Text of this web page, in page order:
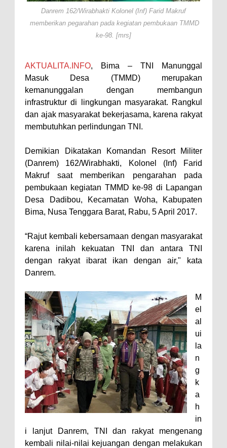
Perairan Sanggar
Perkuat Soliditas-Sinergi,
Nobar Piala Dunia Argentina vs
Inggris, Polres Bima Pererat
Silaturahmi dengan Masyarakat
Antusiasnya Warga dan Polisi
Spanyol di Mapolres Bima
Wali Kota Bima Tinjau Finalisasi
Pembangunan RSUD Kota Bima,
Pastikan Pemindahan Layanan
Berjalan Bertahap
Polres Bima Bantu Warga Padolo
Atasi Krisis Air Bersih
Kelurahan Oi Mbo, Dorong
Percepatan Bantuan BSPS
Wakil Wali Kota Bima
Konsultasikan Usulan Inpres
Jalan Daerah 2026 dan
Persiapan DAK 2027 ke BPJN
NTB
Wali Kota Tekankan Disiplin ASN
Wali Kota Bima Hadiri Rakornas
Danrem 162/Wirabhakti Kolonel (Inf) Farid Makruf
memberikan pegarahan pada kegiatan pembukaan TMMD
ke-98. [mrs]
AKTUALITA.INFO, Bima – TNI Manunggal
Masuk Desa (TMMD) merupakan
kemanunggalan dengan membangun
infrastruktur di lingkungan masyarakat. Rangkul
dan ajak masyarakat bekerjasama, karena rakyat
membutuhkan perlindungan TNI.
Demikian Dikatakan Komandan Resort Militer
(Danrem) 162/Wirabhakti, Kolonel (Inf) Farid
Makruf saat memberikan pengarahan pada
pembukaan kegiatan TMMD ke-98 di Lapangan
Desa Dadibou, Kecamatan Woha, Kabupaten
Bima, Nusa Tenggara Barat, Rabu, 5 April 2017.
“Rajut kembali kebersamaan dengan masyarakat
karena inilah kekuatan TNI dan antara TNI
dengan rakyat ibarat ikan dengan air," kata
Danrem.
M
el
al
ui
la
n
g
k
a
h
in
i lanjut Danrem, TNI dan rakyat mengenang
kembali nilai-nilai kejuangan dengan melakukan